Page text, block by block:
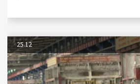
25.12